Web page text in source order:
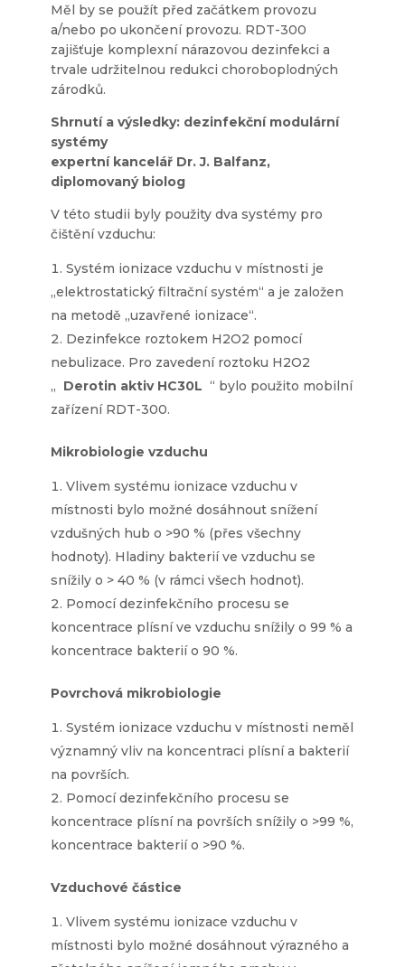
Měl by se použít před začátkem provozu
a/nebo po ukončení provozu. RDT-300
zajišťuje komplexní nárazovou dezinfekci a
trvale udržitelnou redukci choroboplodných
zárodků.
Shrnutí a výsledky: dezinfekční modulární
systémy
expertní kancelář Dr. J. Balfanz,
diplomovaný biolog
V této studii byly použity dva systémy pro
čištění vzduchu:
Systém ionizace vzduchu v místnosti je
„elektrostatický filtrační systém“ a je založen
na metodě „uzavřené ionizace“.
Dezinfekce roztokem H2O2 pomocí
nebulizace. Pro zavedení roztoku H2O2
„ Derotin aktiv HC30L “ bylo použito mobilní
zařízení RDT-300.
Mikrobiologie vzduchu
Vlivem systému ionizace vzduchu v
místnosti bylo možné dosáhnout snížení
vzdušných hub o >90 % (přes všechny
hodnoty). Hladiny bakterií ve vzduchu se
snížily o > 40 % (v rámci všech hodnot).
Pomocí dezinfekčního procesu se
koncentrace plísní ve vzduchu snížily o 99 % a
koncentrace bakterií o 90 %.
Povrchová mikrobiologie
Systém ionizace vzduchu v místnosti neměl
významný vliv na koncentraci plísní a bakterií
na površích.
Pomocí dezinfekčního procesu se
koncentrace plísní na površích snížily o >99 %,
koncentrace bakterií o >90 %.
Vzduchové částice
Vlivem systému ionizace vzduchu v
místnosti bylo možné dosáhnout výrazného a